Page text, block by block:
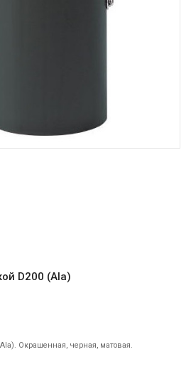
D200 (Ala)
Окрашенная, черная, матовая.